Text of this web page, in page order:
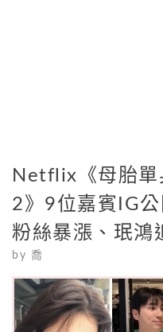
Netflix《母胎單
2》9位嘉賓IG
粉絲暴漲、珉鴻
by 喬